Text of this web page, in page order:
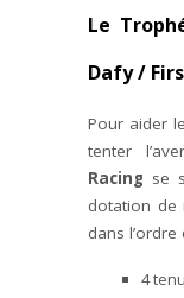
Le
Dafy /
Pour aider
tenter
Racing se
dotation de
dans l’ordre
4